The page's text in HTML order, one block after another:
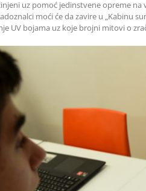
uz pomoć jedinstvene opreme
moći će da zavire u „Kabinu
UV bojama uz koje brojni mitovi o